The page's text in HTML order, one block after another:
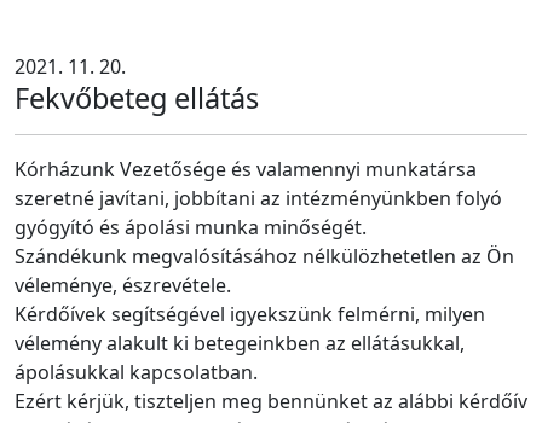
TAB
2021. 11. 20.
Fekvőbeteg ellátás
Kórházunk Vezetősége és valamennyi munkatársa
szeretné javítani, jobbítani az intézményünkben folyó
gyógyító és ápolási munka minőségét.
Szándékunk megvalósításához nélkülözhetetlen az Ön
véleménye, észrevétele.
Kérdőívek segítségével igyekszünk felmérni, milyen
vélemény alakult ki betegeinkben az ellátásukkal,
ápolásukkal kapcsolatban.
Ezért kérjük, tiszteljen meg bennünket az alábbi kérdőív